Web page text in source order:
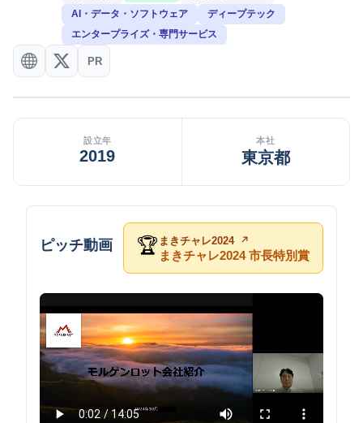
AI・データ・ソフトウェア
ディープテック
エンタープライズ・専門サービス
PR
設立年
2019
本社
東京都
ピッチ動画 🏆 まきチャレ2024
まきチャレ2024 市長特別賞